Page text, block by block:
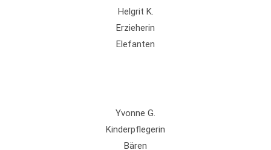
Helgrit K.
Erzieherin
Elefanten
Yvonne G.
Kinderpflegerin
Bären